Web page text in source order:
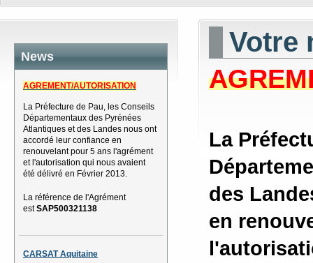
News
AGREMENT/AUTORISATION
La Préfecture de Pau, les Conseils
Départementaux des Pyrénées
Atlantiques et des Landes nous ont
accordé leur confiance en
renouvelant pour 5 ans l'agrément
et l'autorisation qui nous avaient
été délivré en Février 2013.
La référence de l'Agrément
estSAP500321138
CARSAT Aquitaine
Votre
La
des
en